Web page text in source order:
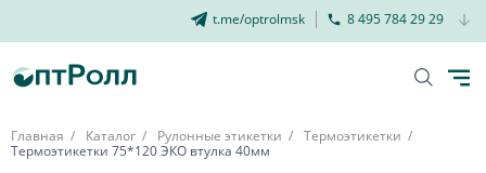
t.me/optrolmsk 8 495 784 29 29
Главная Каталог Рулонные этикетки
Термоэтикетки
Термоэтикетки 75*120 ЭКО втулка 40мм